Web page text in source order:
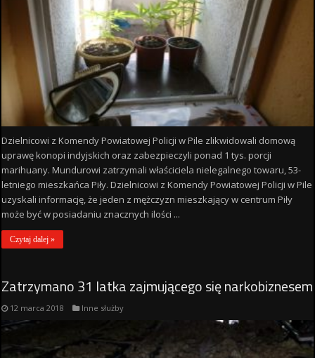
Dzielnicowi z Komendy Powiatowej Policji w Pile zlikwidowali domową
uprawę konopi indyjskich oraz zabezpieczyli ponad 1 tys. porcji
marihuany. Mundurowi zatrzymali właściciela nielegalnego towaru, 53-
letniego mieszkańca Piły. Dzielnicowi z Komendy Powiatowej Policji w Pile
uzyskali informację, że jeden z mężczyzn mieszkający w centrum Piły
może być w posiadaniu znacznych ilości ...
Czytaj dalej »
Zatrzymano 31 latka zajmującego się narkobiznesem
12 marca 2018 Inne służby